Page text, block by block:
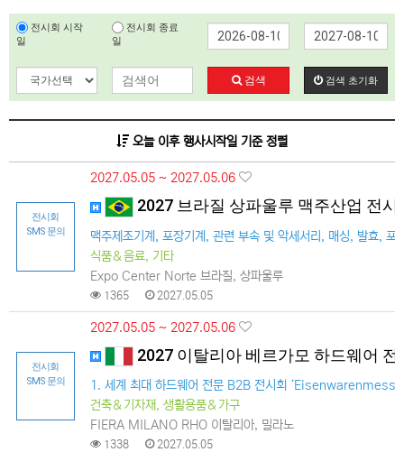
전시회 시작
일
전시회 종료
일
검색 검색 초기화
오늘 이후 행사시작일 기준 정렬
전시회
SMS 문의
2027.05.05 ~ 2027.05.06
2027 브라질 상파울루 맥주산업 전
맥주제조기계, 포장기계, 관련 부속 및 악세서리, 매싱, 발효,
식품＆음료, 기타
Expo Center Norte 브라질, 상파울루
1365 2027.05.05
전시회
SMS 문의
2027.05.05 ~ 2027.05.06
2027 이탈리아 베르가모 하드웨어 전
1. 세계 최대 하드웨어 전문 B2B 전시회 ‘Eisenwarenmesse’
건축＆기자재, 생활용품＆가구
FIERA MILANO RHO 이탈리아, 밀라노
1338 2027.05.05